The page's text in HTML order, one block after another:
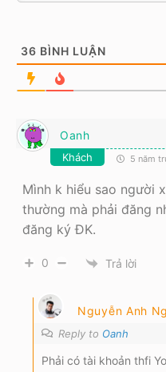
36 BÌNH LUẬN
Oanh
Khách 5 năm
Mình k hiểu sao người
thường mà phải đăng
đăng ký ĐK.
0 Trả lời
Nguyễn Anh
Reply to Oanh
Phải có tài khoản thfi